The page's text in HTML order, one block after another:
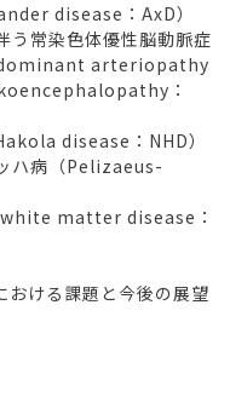
disease：AxD）
常染色体優性脳動脈症
arteriopathy
：
disease：NHD）
病（Pelizaeus-
matter disease：
ける課題と今後の展望